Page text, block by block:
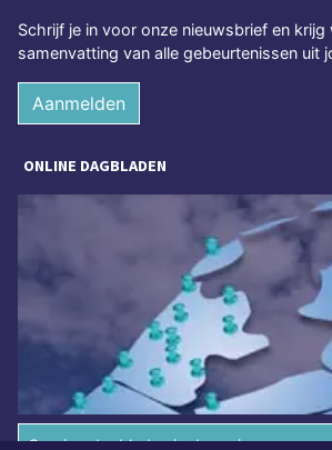
Schrijf je in voor onze nieuwsbrief en krijg
samenvatting van alle gebeurtenissen uit
Aanmelden
ONLINE DAGBLADEN
Overige dagbladen in de regio